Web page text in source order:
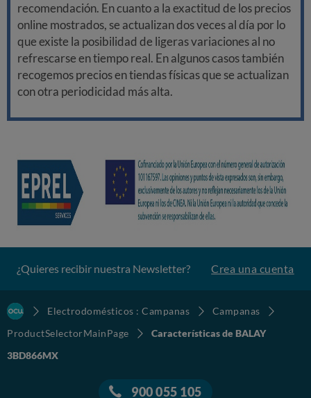
recomendación. En cuanto a la exactitud de los precios
online mostrados, se actualizan dos veces al día por lo
que existe la posibilidad de ligeras variaciones al no
refrescarse en tiempo real. En algunos casos también
recogemos precios en tiendas físicas que se actualizan
con otra periodicidad más alta.
¿Quieres recibir nuestra Newsletter? Crea una cuenta
Electrodomésticos : Campanas
Campanas
ProductSelectorMainPage
Características de BALAY
3BD866MX
900 055 105